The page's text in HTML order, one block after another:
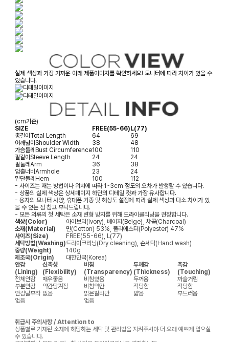
실제 색상과 가장 가까운 아래 제품이미지를 확인하세요! 모니터에 따라 차이가 있을 수
있습니다.
(cm기준)
SIZE
FREE(55-66)L(77)
총길이Total Length 64
69
어깨넓이Shoulder Width 38
48
가슴둘레Bust Circumference100
110
팔길이Sleeve Length 24
24
팔둘레Arm 36
38
암홀너비Armhole 23
24
밑단둘레Hem 100
112
- 사이즈는 재는 방법이나 위치에 따라 1~3cm 정도의 오차가 발생할 수 있습니다.
- 상품의 실제 색상은 상세페이지 하단의 디테일 컷과 가장 유사합니다.
- 용자의 모니터 사양, 휴대폰 기종 및 해상도 설정에 따라 실제 색상과 다소 차이가 있
을 수 있는 점 참고 부탁드립니다.
- 모든 의류의 첫 세탁은 소재 변형 방지를 위해 드라이클리닝을 권장합니다.
색상(Color)
아이보리(Ivory), 베이지(Beige), 챠콜(Charcoal)
소재(Material)
면(Cotton) 53%, 폴리에스터(Polyester) 47%
사이즈(Size)
FREE(55-66), L(77)
세탁방법(Washing)드라이크리닝(Dry cleaning), 손세탁(Hand wash)
중량(Weight)
140g
제조국(Origin)
대한민국(Korea)
안감
(Lining)
신축성
(Flexibility)
비침
(Transparency)
두께감
(Thickness)
촉감
(Touching)
전체안감
매우좋음 비침있음 두꺼움
까슬거림
부분안감
약간당겨짐 비침약간 적당함
적당함
안감탈부착 없음 밝은칼라만 얇음
부드러움
없음
없음
취급시 주의사항 / Attention to
상품별로 기재된 소재에 해당하는 세탁 및 관리법을 지켜주셔야 더 오래 예쁘게 입으실
수 있습니다.